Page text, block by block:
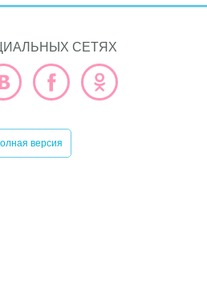
СЕТЯХ
версия